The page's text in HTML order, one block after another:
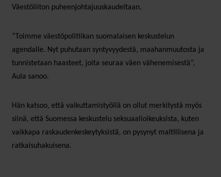
Väestöliiton puheenjohtajuuskaudeltaan.
”Toimme väestöpolitiikan suomalaisen keskustelun
agendalle. Nyt puhutaan syntyvyydestä, maahanmuutosta ja
tunnistetaan haasteet, joita seuraa väen vähenemisestä”,
Aula sanoo.
Hän katsoo, että vaikuttamistyöllä on ollut merkitystä myös
siinä, että Suomessa keskustelu seksuaalioikeuksista, kuten
vaikkapa raskaudenkeskeytyksistä, on pysynyt maltillisena ja
ratkaisuhakuisena.